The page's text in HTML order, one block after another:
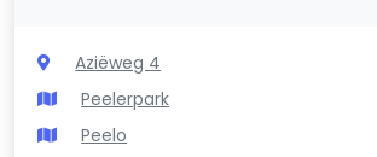
Aziëweg 4
Peelerpark
Peelo